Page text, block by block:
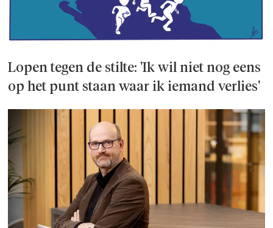
Lopen tegen de stilte: 'Ik wil niet nog eens
op het punt staan waar ik iemand verlies'